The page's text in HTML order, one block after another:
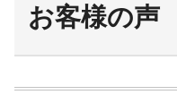
お客様の声